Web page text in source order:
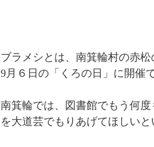
ブラメシとは、南箕輪村の赤
9月６日の「くろの日」に開催で
南箕輪では、図書館でもう何
を大道芸でもりあげてほしい